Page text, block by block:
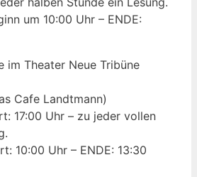
um 10:00 Uhr – ENDE:
im Theater Neue Tribüne
Cafe Landtmann)
17:00 Uhr – zu jeder vollen
10:00 Uhr – ENDE: 13:30